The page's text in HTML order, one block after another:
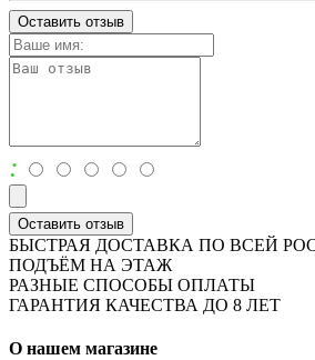
Оставить отзыв
:
Оставить отзыв
БЫСТРАЯ ДОСТАВКА ПО ВСЕЙ
ПОДЪЁМ НА ЭТАЖ
РАЗНЫЕ СПОСОБЫ ОПЛАТЫ
ГАРАНТИЯ КАЧЕСТВА ДО 8 ЛЕТ
О нашем магазине